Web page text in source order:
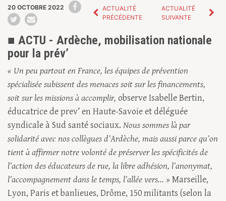
20 OCTOBRE 2022
ACTUALITÉ
PRÉCÉDENTE
ACTUALITÉ
SUIVANTE
■ ACTU - Ardèche, mobilisation nationale
pour la prév’
« Un peu partout en France, les équipes de prévention
spécialisée subissent des menaces soit sur les financements,
soit sur les missions à accomplir, observe Isabelle Bertin,
éducatrice de prev’ en Haute-Savoie et déléguée
syndicale à Sud santé sociaux. Nous sommes là par
solidarité avec nos collègues d’Ardèche, mais aussi parce qu’on
tient à affirmer notre volonté de préserver les spécificités de
l’action des éducateurs de rue, la libre adhésion, l’anonymat,
l’accompagnement dans le temps, l’allée vers... » Marseille,
Lyon, Paris et banlieues, Drôme, 150 militants (selon la